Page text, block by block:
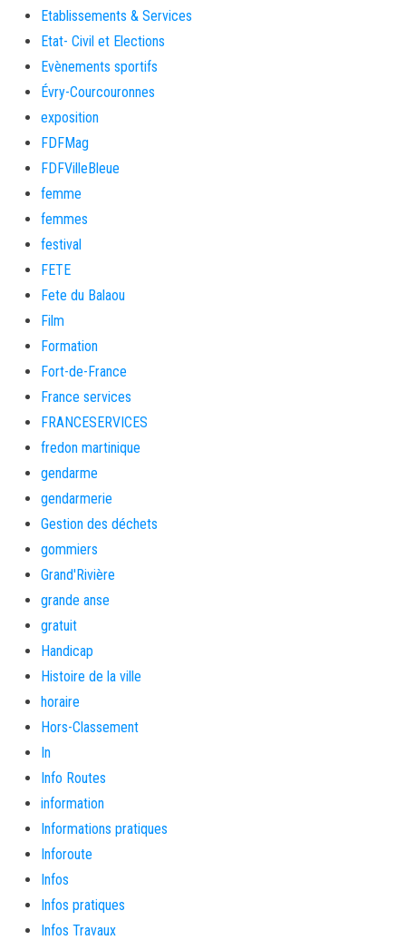
Etablissements & Services
Etat- Civil et Elections
Evènements sportifs
Évry-Courcouronnes
exposition
FDFMag
FDFVilleBleue
femme
femmes
festival
FETE
Fete du Balaou
Film
Formation
Fort-de-France
France services
FRANCESERVICES
fredon martinique
gendarme
gendarmerie
Gestion des déchets
gommiers
Grand'Rivière
grande anse
gratuit
Handicap
Histoire de la ville
horaire
Hors-Classement
In
Info Routes
information
Informations pratiques
Inforoute
Infos
Infos pratiques
Infos Travaux